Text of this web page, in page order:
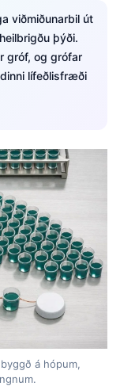
viðmiðunarbil út
þýði.
gróf, og grófar
lífeðlisfræði
á hópum,